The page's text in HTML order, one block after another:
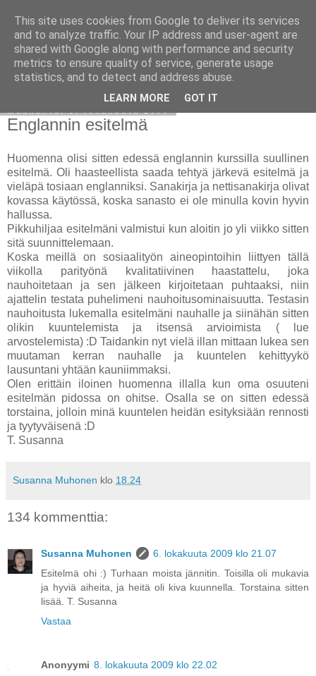
Avoin blogiskelija
Englannin esitelmä
Huomenna olisi sitten edessä englannin kurssilla suullinen
esitelmä. Oli haasteellista saada tehtyä järkevä esitelmä ja
vieläpä tosiaan englanniksi. Sanakirja ja nettisanakirja olivat
kovassa käytössä, koska sanasto ei ole minulla kovin hyvin
hallussa.
Pikkuhiljaa esitelmäni valmistui kun aloitin jo yli viikko sitten
sitä suunnittelemaan.
Koska meillä on sosiaalityön aineopintoihin liittyen tällä
viikolla parityönä kvalitatiivinen haastattelu, joka
nauhoitetaan ja sen jälkeen kirjoitetaan puhtaaksi, niin
ajattelin testata puhelimeni nauhoitusominaisuutta. Testasin
nauhoitusta lukemalla esitelmäni nauhalle ja siinähän sitten
olikin kuuntelemista ja itsensä arvioimista ( lue
arvostelemista) :D Taidankin nyt vielä illan mittaan lukea sen
muutaman kerran nauhalle ja kuuntelen kehittyykö
lausuntani yhtään kauniimmaksi.
Olen erittäin iloinen huomenna illalla kun oma osuuteni
esitelmän pidossa on ohitse. Osalla se on sitten edessä
torstaina, jolloin minä kuuntelen heidän esityksiään rennosti
ja tyytyväisenä :D
T. Susanna
Susanna Muhonen klo 18.24
134 kommenttia:
Susanna Muhonen
6. lokakuuta 2009 klo 21.07
Esitelmä ohi :) Turhaan moista jännitin. Toisilla oli mukavia
ja hyviä aiheita, ja heitä oli kiva kuunnella. Torstaina sitten
lisää. T. Susanna
Vastaa
Anonyymi 8. lokakuuta 2009 klo 22.02
This site uses cookies from Google to deliver its services
and to analyze traffic. Your IP address and user-agent are
shared with Google along with performance and security
metrics to ensure quality of service, generate usage
statistics, and to detect and address abuse.
LEARN MORE GOT IT